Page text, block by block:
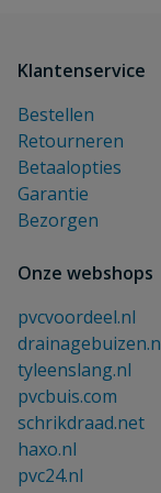
Klantenservice
Bestellen
Retourneren
Betaalopties
Garantie
Bezorgen
Onze webshops
pvcvoordeel.nl
tyleenslang.nl
pvcbuis.com
schrikdraad.net
haxo.nl
pvc24.nl